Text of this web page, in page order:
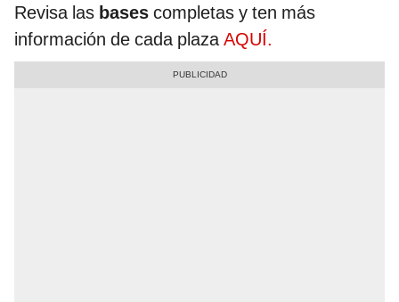
Revisa las bases completas y ten más
información de cada plazaAQUÍ.